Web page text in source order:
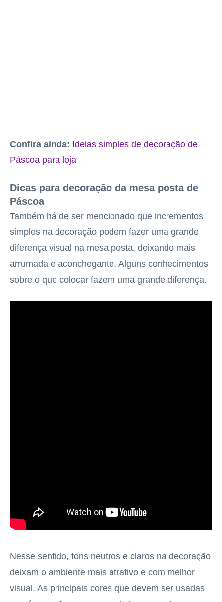
Confira ainda: Ideias simples de decoração de
Páscoa para loja
Dicas para decoração da mesa posta de
Páscoa
Também há de ser mencionado que incrementos
simples na decoração podem fazer uma grande
diferença visual na mesa posta, deixando mais
arrumada e aconchegante. Alguns conhecimentos
sobre o que colocar fazem uma grande diferença.
Nesse sentido, tons neutros e claros na decoração
deixam o ambiente mais atrativo e com melhor
visual. As principais cores que devem ser usadas